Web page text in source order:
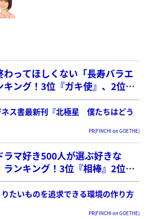
わってほしくない「長寿バラエ
キング！3位『ガキ使』、2位
を抑えた1位は？
ネス書最新刊『北極星 僕たちはどう
PR(FINCHI on GOETHE)
ラマ好き500人が選ぶ好きな
ランキング！3位『相棒』2位
」を抑えた1位の名作は？
りたいものを追求できる環境の作り方
PR(FINCHI on GOETHE)